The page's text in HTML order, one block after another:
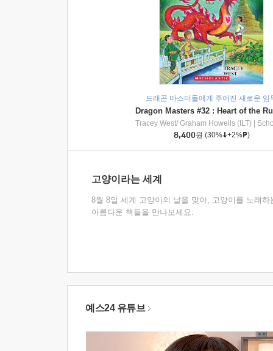
드래곤 마스터들에게 주어진 새로운 임
Tracey West/ Graham Howells (ILT)
8,400원 (30% +2% )
고양이라는 세계
8월 8일 세계 고양이의 날을 맞아, 고양이를 노래하
아름다운 책들을 만나보세요.
예스24 유튜브